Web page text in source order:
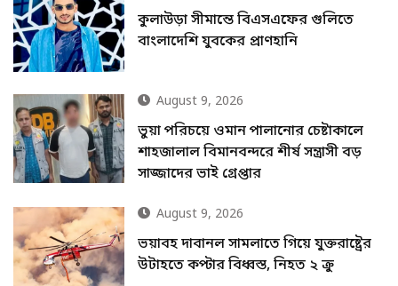
কুলাউড়া সীমান্তে বিএসএফের গুলিতে
বাংলাদেশি যুবকের প্রাণহানি
August 9, 2026
ভুয়া পরিচয়ে ওমান পালানোর চেষ্টাকালে
শাহজালাল বিমানবন্দরে শীর্ষ সন্ত্রাসী বড়
সাজ্জাদের ভাই গ্রেপ্তার
August 9, 2026
ভয়াবহ দাবানল সামলাতে গিয়ে যুক্তরাষ্ট্রের
উটাহতে কপ্টার বিধ্বস্ত, নিহত ২ ক্রু